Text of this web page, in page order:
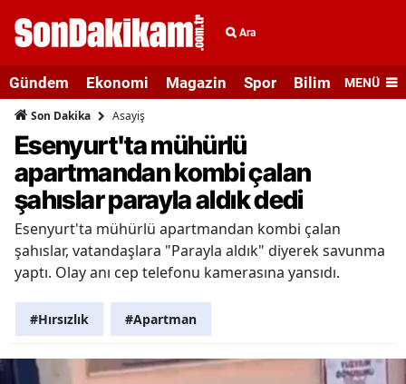
Ara
Gündem Ekonomi Magazin Spor Bilim veMENÜ
Son Dakika Asayiş
Esenyurt'ta mühürlü
apartmandan kombi çalan
şahıslar parayla aldık dedi
Esenyurt'ta mühürlü apartmandan kombi çalan
şahıslar, vatandaşlara "Parayla aldık" diyerek savunma
yaptı. Olay anı cep telefonu kamerasına yansıdı.
#Hırsızlık #Apartman